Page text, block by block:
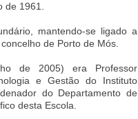
1961.
mantendo-se ligado a
de Porto de Mós.
de 2005) era Professor
e Gestão do Instituto
do Departamento de
desta Escola.